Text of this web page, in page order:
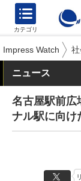
カテゴリ
Impress Watch
ニュース
名古屋駅前広
ナル駅に向け